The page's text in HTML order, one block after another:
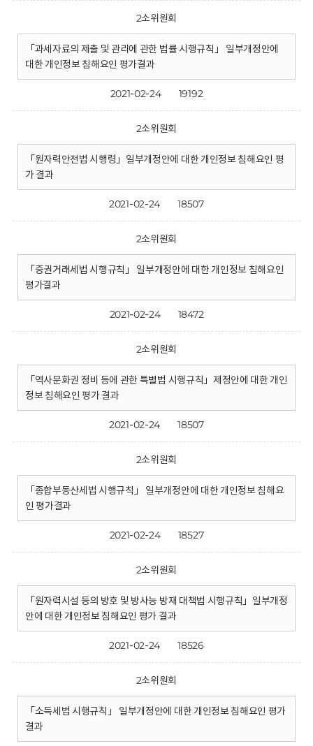
2소위원회
「과세자료의 제출 및 관리에 관한 법률 시행규칙」 일부개정안에
대한 개인정보 침해요인 평가결과
2021-02-24 19192
2소위원회
「원자력안전법 시행령」일부개정안에 대한 개인정보 침해요인 평
가 결과
2021-02-24 18507
2소위원회
「증권거래세법 시행규칙」 일부개정안에 대한 개인정보 침해요인
평가결과
2021-02-24 18472
2소위원회
「역사문화권 정비 등에 관한 특별법 시행규칙」제정안에 대한 개인
정보 침해요인 평가 결과
2021-02-24 18507
2소위원회
「종합부동산세법 시행규칙」 일부개정안에 대한 개인정보 침해요
인 평가결과
2021-02-24 18527
2소위원회
「원자력시설 등의 방호 및 방사능 방재 대책법 시행규칙」일부개정
안에 대한 개인정보 침해요인 평가 결과
2021-02-24 18526
2소위원회
「소득세법 시행규칙」 일부개정안에 대한 개인정보 침해요인 평가
결과